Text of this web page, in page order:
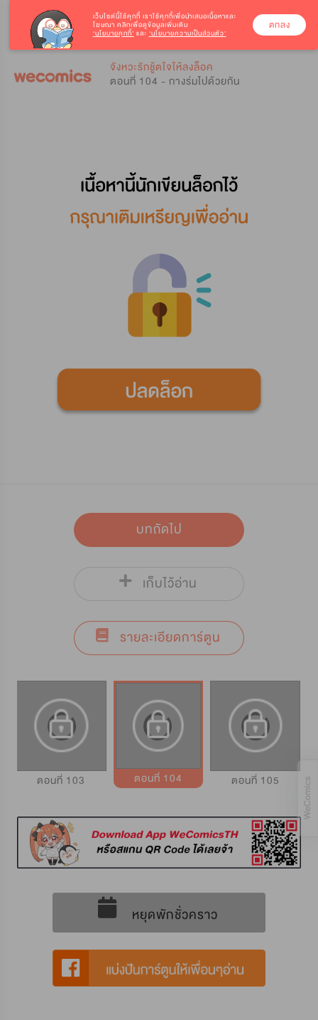
จังหวะรักชู้ตใจให้ลงล็อค
ตอนที่ 104 - กางร่มไปด้วยกัน
บทถัดไป
เก็บไว้อ่าน
รายละเอียดการ์ตูน
ตอนที่ 103 ตอนที่ 104 ตอนที่ 105
หยุดพักชั่วคราว
เว็บไซต์นี้ใช้คุกกี้ เราใช้คุกกี้เพื่อนำเสนอเนื้อหาและ
โฆษณา คลิกเพื่อดูข้อมูลเพิ่มเติม
‘นโยบายคุกกี้’ และ ‘นโยบายความเป็นส่วนตัว’
ตกลง